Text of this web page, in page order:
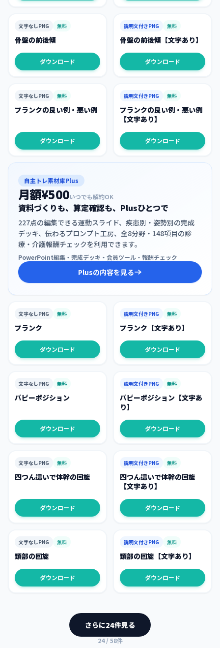
文字なしPNG 無料
骨盤の前後傾
ダウンロード
説明文付きPNG 無料
骨盤の前後傾【文字あり】
ダウンロード
文字なしPNG 無料
プランクの良い例・悪い例
ダウンロード
説明文付きPNG 無料
プランクの良い例・悪い例
【文字あり】
ダウンロード
自主トレ素材庫Plus
月額¥500いつでも解約OK
資料づくりも、算定確認も、Plusひとつで
227点の編集できる運動スライド、疾患別・姿勢別の完成
デッキ、伝わるプロンプト工房、全8分野・148項目の診
療・介護報酬チェックを利用できます。
PowerPoint編集・完成デッキ・会員ツール・報酬チェック
Plusの内容を見る
文字なしPNG 無料
プランク
ダウンロード
説明文付きPNG 無料
プランク【文字あり】
ダウンロード
文字なしPNG 無料
パピーポジション
ダウンロード
説明文付きPNG 無料
パピーポジション【文字あ
り】
ダウンロード
文字なしPNG 無料
四つん這いで体幹の回旋
ダウンロード
説明文付きPNG 無料
四つん這いで体幹の回旋
【文字あり】
ダウンロード
文字なしPNG 無料
頚部の回旋
ダウンロード
説明文付きPNG 無料
頚部の回旋【文字あり】
ダウンロード
さらに24件見る
24/ 58件